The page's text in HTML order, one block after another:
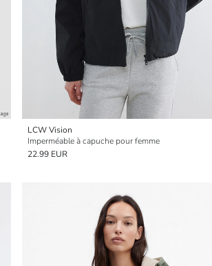
LCW Vision
Imperméable à capuche pour femme
22.99 EUR